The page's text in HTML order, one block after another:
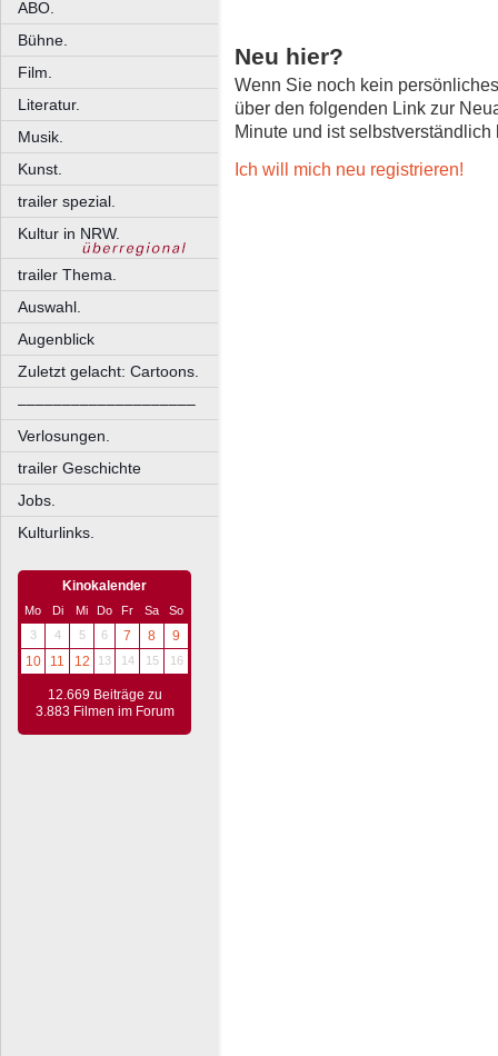
ABO.
Bühne.
Film.
Literatur.
Musik.
Kunst.
trailer spezial.
Kultur in NRW.
trailer Thema.
Auswahl.
Augenblick
Zuletzt gelacht: Cartoons.
––––––––––––––––––––
Verlosungen.
trailer Geschichte
Jobs.
Kulturlinks.
Kinokalender
Mo Di Mi Do Fr Sa
So
3
4 5 6 7 8
9
10
11 12 13 14 15 16
12.669 Beiträge zu
3.883 Filmen im Forum
Neu hier?
Wenn Sie noch kein
über den folgenden Link zur
Minute und ist selbstverständlich
Ich will mich neu registrieren!